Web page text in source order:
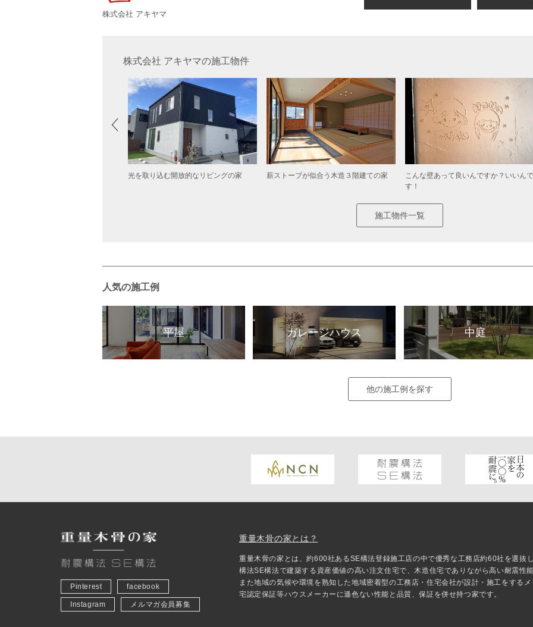
株式会社 アキヤマ
株式会社 アキヤマの施工物件
光を取り込む開放的なリビングの家 薪ストーブが似合う木造３階建ての家
こんな壁あって良いんですか？いいんで
す！
施工物件一覧
人気の施工例
平屋 ガレージハウス 中庭
他の施工例を探す
Pinterest facebook
Instagram メルマガ会員募集
重量木骨の家とは？
重量木骨の家とは、約600社あるSE構法登録施工店の中で優秀な工務店約60社を選抜
構法SE構法で建築する資産価値の高い注文住宅で、木造住宅でありながら高い耐震性
また地域の気候や環境を熟知した地域密着型の工務店・住宅会社が設計・施工をする
宅認定保証等ハウスメーカーに遜色ない性能と品質、保証を併せ持つ家です。